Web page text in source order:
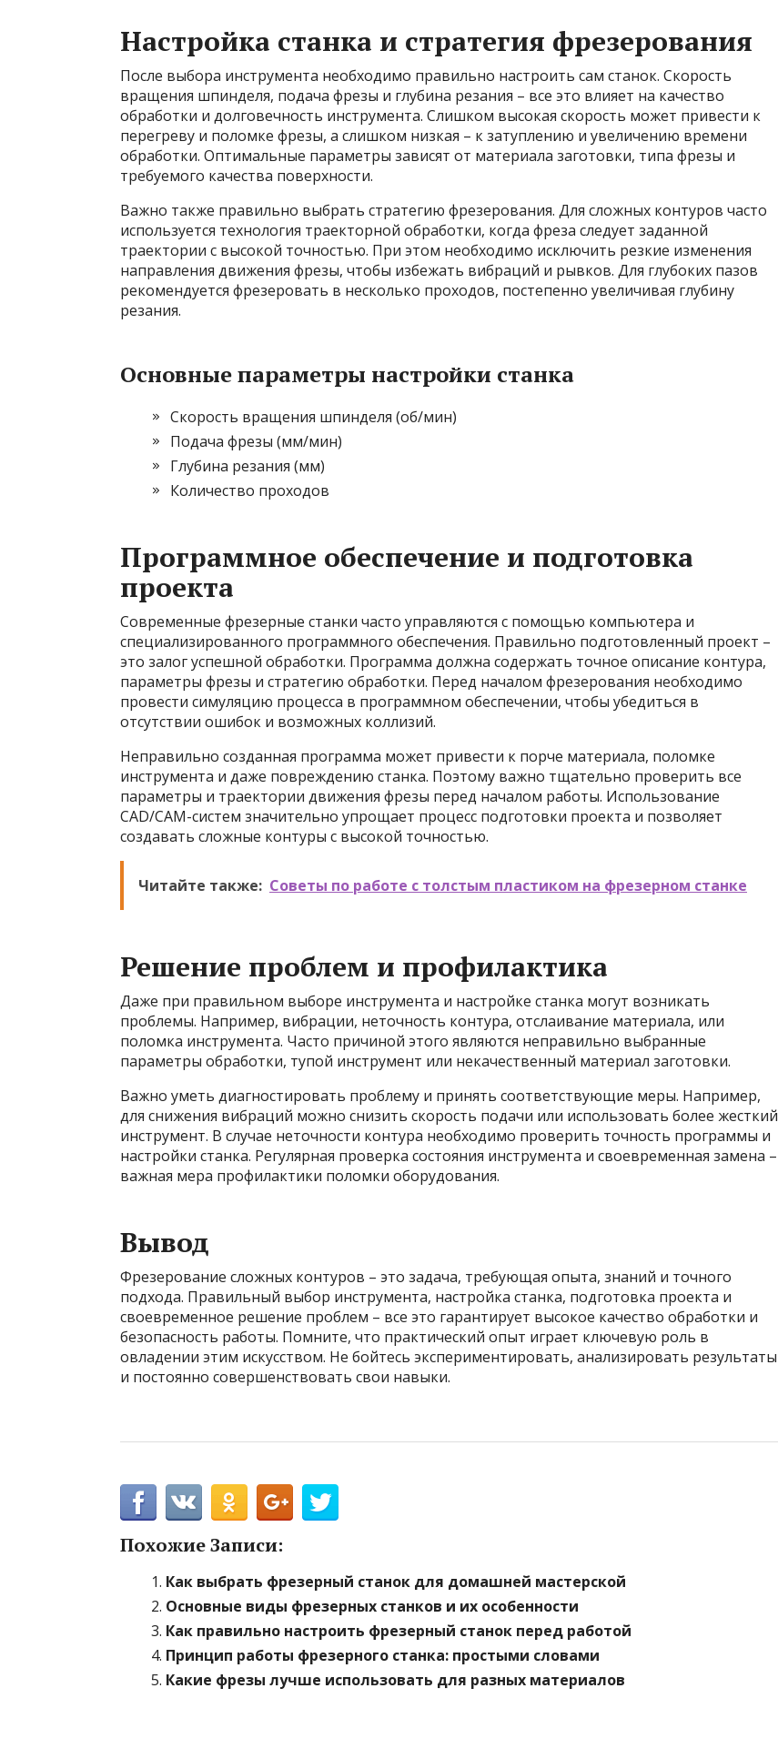
Настройка станка и стратегия фрезерования
После выбора инструмента необходимо правильно настроить сам станок. Скорость
вращения шпинделя, подача фрезы и глубина резания – все это влияет на качество
обработки и долговечность инструмента. Слишком высокая скорость может привести к
перегреву и поломке фрезы, а слишком низкая – к затуплению и увеличению времени
обработки. Оптимальные параметры зависят от материала заготовки, типа фрезы и
требуемого качества поверхности.
Важно также правильно выбрать стратегию фрезерования. Для сложных контуров часто
используется технология траекторной обработки, когда фреза следует заданной
траектории с высокой точностью. При этом необходимо исключить резкие изменения
направления движения фрезы, чтобы избежать вибраций и рывков. Для глубоких пазов
рекомендуется фрезеровать в несколько проходов, постепенно увеличивая глубину
резания.
Основные параметры настройки станка
Скорость вращения шпинделя (об/мин)
Подача фрезы (мм/мин)
Глубина резания (мм)
Количество проходов
Программное обеспечение и подготовка
проекта
Современные фрезерные станки часто управляются с помощью компьютера и
специализированного программного обеспечения. Правильно подготовленный проект –
это залог успешной обработки. Программа должна содержать точное описание контура,
параметры фрезы и стратегию обработки. Перед началом фрезерования необходимо
провести симуляцию процесса в программном обеспечении, чтобы убедиться в
отсутствии ошибок и возможных коллизий.
Неправильно созданная программа может привести к порче материала, поломке
инструмента и даже повреждению станка. Поэтому важно тщательно проверить все
параметры и траектории движения фрезы перед началом работы. Использование
CAD/CAM-систем значительно упрощает процесс подготовки проекта и позволяет
создавать сложные контуры с высокой точностью.
Читайте также: Советы по работе с толстым пластиком на фрезерном станке
Решение проблем и профилактика
Даже при правильном выборе инструмента и настройке станка могут возникать
проблемы. Например, вибрации, неточность контура, отслаивание материала, или
поломка инструмента. Часто причиной этого являются неправильно выбранные
параметры обработки, тупой инструмент или некачественный материал заготовки.
Важно уметь диагностировать проблему и принять соответствующие меры. Например,
для снижения вибраций можно снизить скорость подачи или использовать более жесткий
инструмент. В случае неточности контура необходимо проверить точность программы и
настройки станка. Регулярная проверка состояния инструмента и своевременная замена –
важная мера профилактики поломки оборудования.
Вывод
Фрезерование сложных контуров – это задача, требующая опыта, знаний и точного
подхода. Правильный выбор инструмента, настройка станка, подготовка проекта и
своевременное решение проблем – все это гарантирует высокое качество обработки и
безопасность работы. Помните, что практический опыт играет ключевую роль в
овладении этим искусством. Не бойтесь экспериментировать, анализировать результаты
и постоянно совершенствовать свои навыки.
Похожие Записи:
Как выбрать фрезерный станок для домашней мастерской
Основные виды фрезерных станков и их особенности
Как правильно настроить фрезерный станок перед работой
Принцип работы фрезерного станка: простыми словами
Какие фрезы лучше использовать для разных материалов